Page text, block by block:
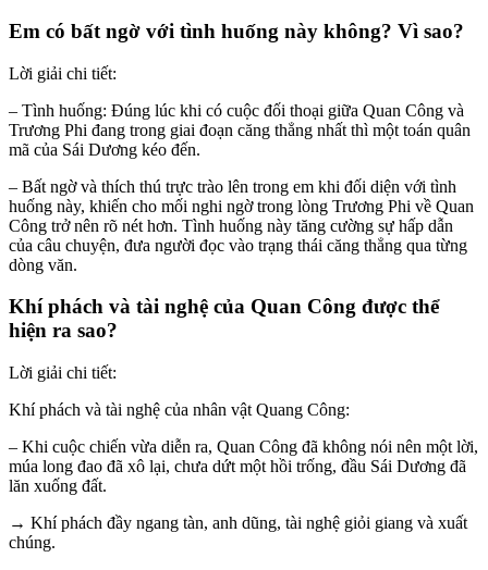
Em có bất ngờ với tình huống này không? Vì sao?
Lời giải chi tiết:
– Tình huống: Đúng lúc khi có cuộc đối thoại giữa Quan Công và
Trương Phi đang trong giai đoạn căng thẳng nhất thì một toán quân
mã của Sái Dương kéo đến.
– Bất ngờ và thích thú trực trào lên trong em khi đối diện với tình
huống này, khiến cho mối nghi ngờ trong lòng Trương Phi về Quan
Công trở nên rõ nét hơn. Tình huống này tăng cường sự hấp dẫn
của câu chuyện, đưa người đọc vào trạng thái căng thẳng qua từng
dòng văn.
Khí phách và tài nghệ của Quan Công được thể
hiện ra sao?
Lời giải chi tiết:
Khí phách và tài nghệ của nhân vật Quang Công:
– Khi cuộc chiến vừa diễn ra, Quan Công đã không nói nên một lời,
múa long đao đã xô lại, chưa dứt một hồi trống, đầu Sái Dương đã
lăn xuống đất.
→ Khí phách đầy ngang tàn, anh dũng, tài nghệ giỏi giang và xuất
chúng.